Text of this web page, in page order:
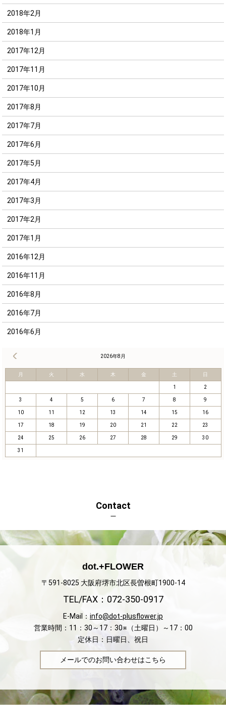
2018年2月
2018年1月
2017年12月
2017年11月
2017年10月
2017年8月
2017年7月
2017年6月
2017年5月
2017年4月
2017年3月
2017年2月
2017年1月
2016年12月
2016年11月
2016年8月
2016年7月
2016年6月
2026年8月
月 火 水 木 金 土 日
1 2
3 4 5 6 7 8 9
10 11 12 13 14 15 16
17 18 19 20 21 22 23
24 25 26 27 28 29 30
31
Contact
dot.+FLOWER
〒591-8025 大阪府堺市北区長曽根町1900-14
TEL/FAX：072-350-0917
E-Mail： info@dot-plusflower.jp
営業時間：11：30～17：30※（土曜日）～17：00
定休日：日曜日、祝日
メールでのお問い合わせはこちら